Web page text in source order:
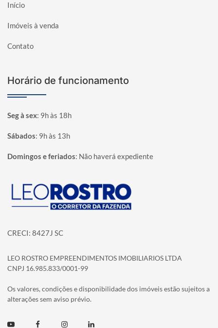
Início
Imóveis à venda
Contato
Horário de funcionamento
Seg à sex: 9h às 18h
Sábados: 9h às 13h
Domingos e feriados: Não haverá expediente
Página inicial
CRECI: 8427J SC
LEO ROSTRO EMPREENDIMENTOS IMOBILIARIOS LTDA
CNPJ 16.985.833/0001-99
Os valores, condições e disponibilidade dos imóveis estão sujeitos a
alterações sem aviso prévio.
Youtube FacebookInstagramLinkedin